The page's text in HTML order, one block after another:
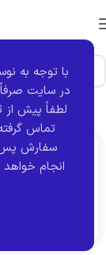
با توجه به
در سایت
لطفاً پیش از
تماس
سفارش پس
انجام
برند خودرو